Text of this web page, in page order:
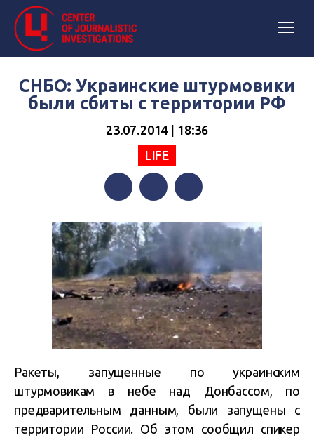
СНБО: Украинские штурмовики
были сбиты с территории РФ
23.07.2014 | 18:36
LIFE
Ракеты, запущенные по украинским
штурмовикам в небе над Донбассом, по
предварительным данным, были запущены с
территории России. Об этом сообщил спикер